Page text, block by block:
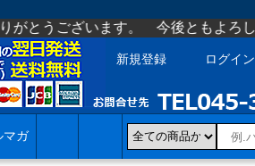
。 今後ともよろしくお願いします。
新規登録 ログイン
マガ